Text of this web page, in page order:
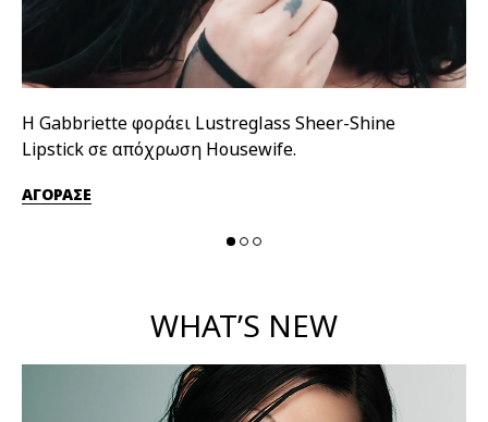
Η Gabbriette φοράει Lustreglass Sheer-Shine
Lipstick σε απόχρωση Housewife.
ΑΓΟΡΑΣΕ
WHAT’S NEW